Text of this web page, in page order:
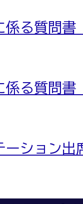
係る質問書
係る質問書
ション出